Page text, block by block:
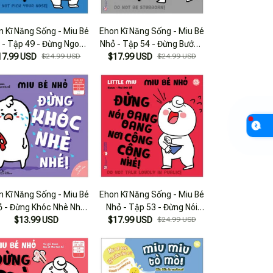
Kĩ Năng Sống - Miu Bé
- Tập 49 - Đừng Ngoáy
Mũi Nhé!
USD $24.99 USD
Ehon Kĩ Năng Sống - Miu Bé
Nhỏ - Tập 54 - Đừng Bướng
Bỉnh Nhé!
$17.99 USD $24.99 USD
Kĩ Năng Sống - Miu Bé
- Đừng Khóc Nhè Nhé
(từ 1 - 6 Tuổi)
$13.99 USD
Ehon Kĩ Năng Sống - Miu Bé
Nhỏ - Tập 53 - Đừng Nói
Oang Oang Nơi Công Cộng
$17.99 USD $24.99 USD